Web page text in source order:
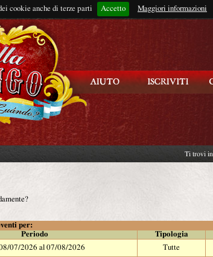
cookie anche di terze parti Accetto Maggiori informazioni
Rimani connesso?
Ti trovi in
per:
Periodo Tipologia
07/2026 al 07/08/2026 Tutte